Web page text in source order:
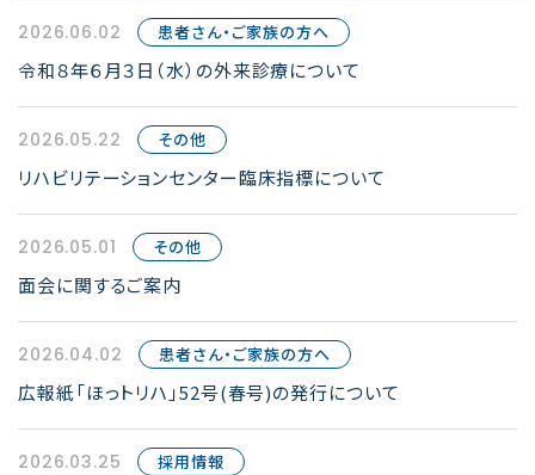
2026.06.02 患者さん・ご家族の方へ
令和８年６月３日（水）の外来診療について
2026.05.22 その他
リハビリテーションセンター臨床指標について
2026.05.01 その他
面会に関するご案内
2026.04.02 患者さん・ご家族の方へ
広報紙「ほっトリハ」52号(春号)の発行について
2026.03.25 採用情報